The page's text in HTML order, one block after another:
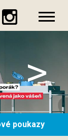
>
poukazy